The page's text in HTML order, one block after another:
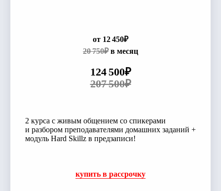
от 12 450₽
20 750₽ в месяц
124 500₽
207 500₽
2 курса с живым общением со спикерами
и разбором преподавателями домашних заданий +
модуль Hard Skillz в предзаписи!
купить в рассрочку